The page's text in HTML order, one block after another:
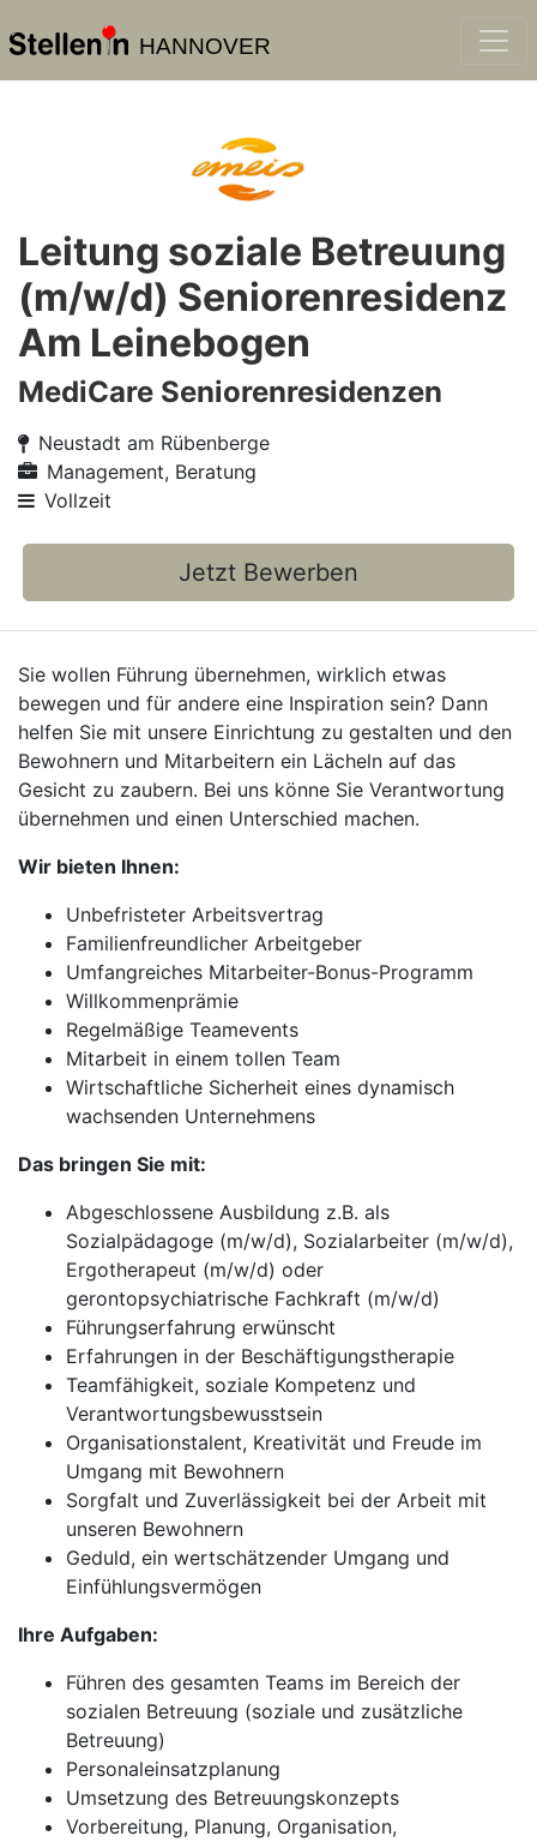
HANNOVER
Leitung soziale Betreuung
(m/w/d) Seniorenresidenz
Am Leinebogen
MediCare Seniorenresidenzen
Neustadt am Rübenberge
Management, Beratung
Vollzeit
Jetzt Bewerben
Sie wollen Führung übernehmen, wirklich etwas
bewegen und für andere eine Inspiration sein? Dann
helfen Sie mit unsere Einrichtung zu gestalten und den
Bewohnern und Mitarbeitern ein Lächeln auf das
Gesicht zu zaubern. Bei uns könne Sie Verantwortung
übernehmen und einen Unterschied machen.
Wir bieten Ihnen:
Unbefristeter Arbeitsvertrag
Familienfreundlicher Arbeitgeber
Umfangreiches Mitarbeiter-Bonus-Programm
Willkommenprämie
Regelmäßige Teamevents
Mitarbeit in einem tollen Team
Wirtschaftliche Sicherheit eines dynamisch
wachsenden Unternehmens
Das bringen Sie mit:
Abgeschlossene Ausbildung z.B. als
Sozialpädagoge (m/w/d), Sozialarbeiter (m/w/d),
Ergotherapeut (m/w/d) oder
gerontopsychiatrische Fachkraft (m/w/d)
Führungserfahrung erwünscht
Erfahrungen in der Beschäftigungstherapie
Teamfähigkeit, soziale Kompetenz und
Verantwortungsbewusstsein
Organisationstalent, Kreativität und Freude im
Umgang mit Bewohnern
Sorgfalt und Zuverlässigkeit bei der Arbeit mit
unseren Bewohnern
Geduld, ein wertschätzender Umgang und
Einfühlungsvermögen
Ihre Aufgaben:
Führen des gesamten Teams im Bereich der
sozialen Betreuung (soziale und zusätzliche
Betreuung)
Personaleinsatzplanung
Umsetzung des Betreuungskonzepts
Vorbereitung, Planung, Organisation,